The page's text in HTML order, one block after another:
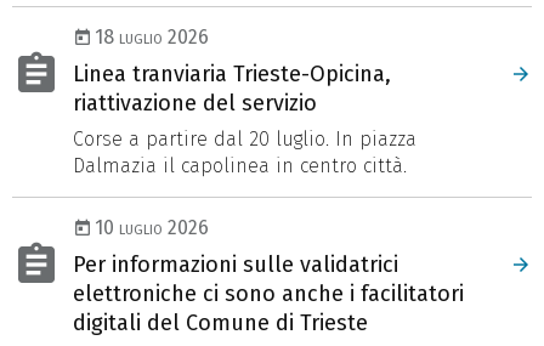
18 luglio 2026
Linea tranviaria Trieste-Opicina,
riattivazione del servizio
Corse a partire dal 20 luglio. In piazza
Dalmazia il capolinea in centro città.
10 luglio 2026
Per informazioni sulle validatrici
elettroniche ci sono anche i facilitatori
digitali del Comune di Trieste